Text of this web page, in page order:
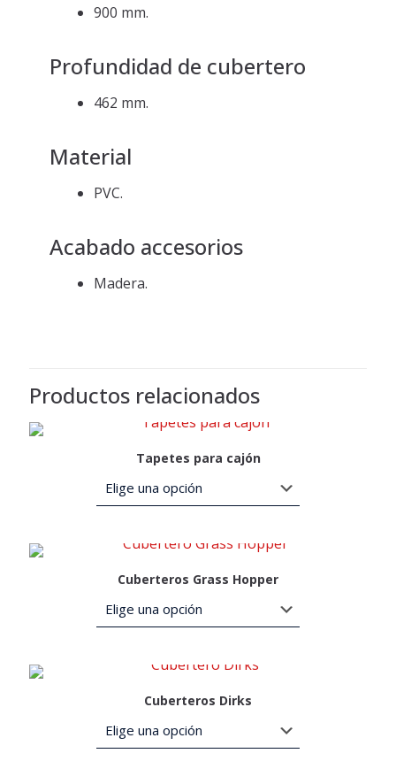
900 mm.
Profundidad de cubertero
462 mm.
Material
PVC.
Acabado accesorios
Madera.
Productos relacionados
Tapetes para cajón
Cuberteros Grass Hopper
Cuberteros Dirks